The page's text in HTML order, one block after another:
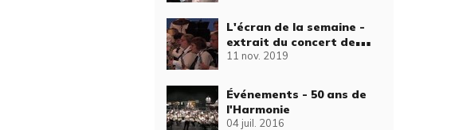
(2ème partie)
L'écran de la semaine -
extrait du concert de
Sainte-Cécile du 10
11 nov. 2019
Événements - 50 ans de
l'Harmonie
04 juil. 2016